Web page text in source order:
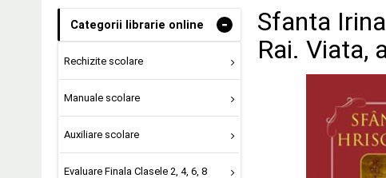
Categorii librarie online -
Rechizite scolare
Manuale scolare
Auxiliare scolare
Evaluare Finala Clasele 2, 4, 6, 8
Sfanta
Rai. Viata,